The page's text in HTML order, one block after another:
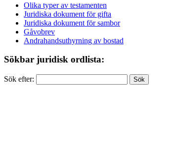
Olika typer av testamenten
Juridiska dokument för gifta
Juridiska dokument för sambor
Gåvobrev
Andrahandsuthyrning av bostad
Sökbar juridisk ordlista:
Sök efter: